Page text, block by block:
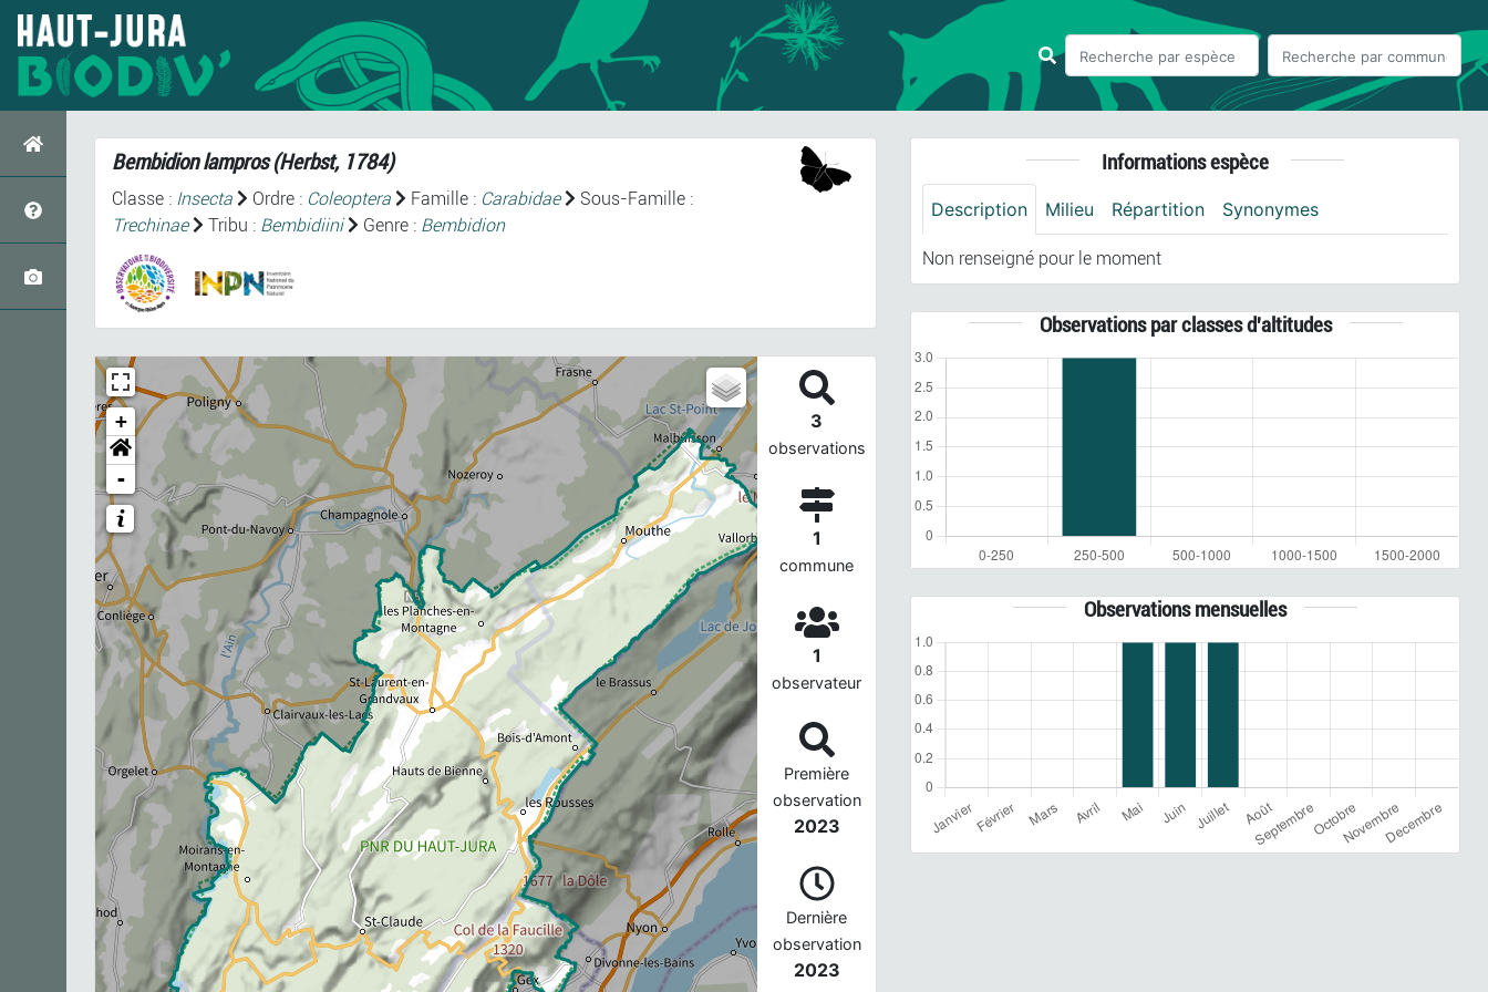
Bembidion lampros(Herbst, 1784)
Classe : Insecta Ordre : Coleoptera Famille : Carabidae
Sous-Famille :
Trechinae
Tribu : Bembidiini Genre : Bembidion
+
-
3
observations
1
commune
1
observateur
Première
observation
2023
Dernière
observation
2023
Informations espèce
Description Milieu Répartition Synonymes
Non renseigné pour le moment
Observations par classes d'altitudes
Observations mensuelles